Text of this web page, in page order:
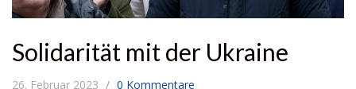
Solidarität mit der Ukraine
26. Februar 2023 0 Kommentare